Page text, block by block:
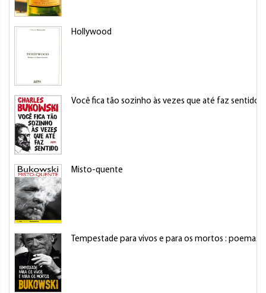
Hollywood
Você fica tão sozinho às vezes que até faz sentido
Misto-quente
Tempestade para vivos e para os mortos : poemas